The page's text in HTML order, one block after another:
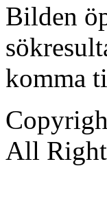
Bilden
komma
All